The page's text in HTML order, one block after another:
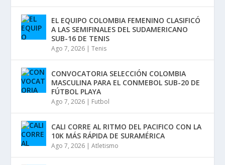
EL EQUIPO COLOMBIA FEMENINO CLASIFICÓ
A LAS SEMIFINALES DEL SUDAMERICANO
SUB-16 DE TENIS
Ago 7, 2026 |Tenis
CONVOCATORIA SELECCIÓN COLOMBIA
MASCULINA PARA EL CONMEBOL SUB-20 DE
FÚTBOL PLAYA
Ago 7, 2026 | Futbol
CALI CORRE AL RITMO DEL PACIFICO CON LA
10K MÁS RÁPIDA DE SURAMÉRICA
Ago 7, 2026 |Atletismo